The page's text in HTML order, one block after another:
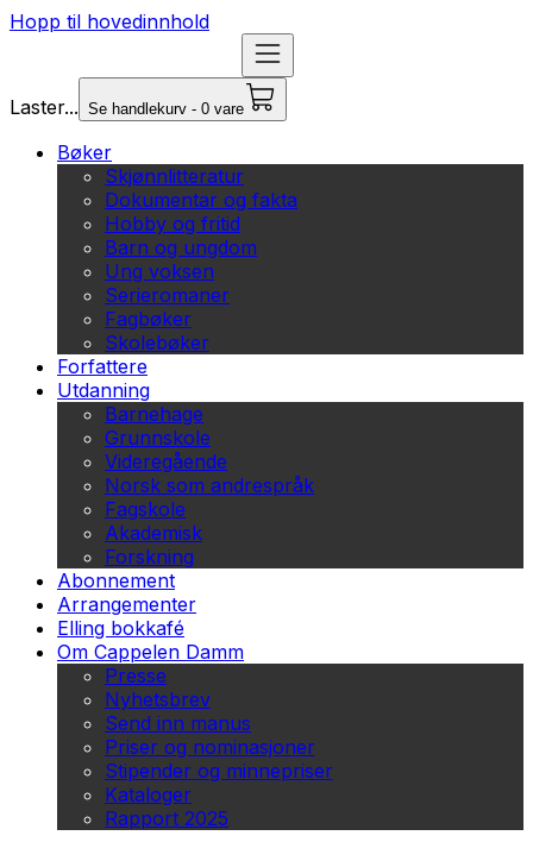
Hopp til hovedinnhold
Laster... Se handlekurv - 0 vare
Bøker
Skjønnlitteratur
Dokumentar og fakta
Hobby og fritid
Barn og ungdom
Ung voksen
Serieromaner
Fagbøker
Skolebøker
Forfattere
Utdanning
Barnehage
Grunnskole
Videregående
Norsk som andrespråk
Fagskole
Akademisk
Forskning
Abonnement
Arrangementer
Elling bokkafé
Om Cappelen Damm
Presse
Nyhetsbrev
Send inn manus
Priser og nominasjoner
Stipender og minnepriser
Kataloger
Rapport 2025